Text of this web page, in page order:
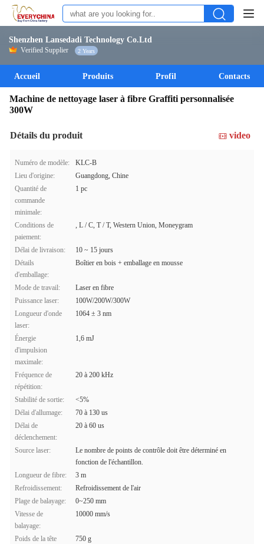
Shenzhen Lansedadi Technology Co.Ltd
Verified Supplier 2 Years
Accueil Produits Profil Contacts
Machine de nettoyage laser à fibre Graffiti personnalisée
300W
Détails du produit video
Numéro de modèle:
KLC-B
Lieu d'origine:
Guangdong, Chine
Quantité de
commande
minimale:
1 pc
Conditions de
paiement:
, L / C, T / T, Western Union, Moneygram
Délai de livraison:
10 ~ 15 jours
Détails
d'emballage:
Boîtier en bois + emballage en mousse
Mode de travail:
Laser en fibre
Puissance laser:
100W/200W/300W
Longueur d'onde
laser:
1064 ± 3 nm
Énergie
d'impulsion
maximale:
1,6 mJ
Fréquence de
répétition:
20 à 200 kHz
Stabilité de sortie:
<5%
Délai d'allumage:
70 à 130 us
Délai de
déclenchement:
20 à 60 us
Source laser:
Le nombre de points de contrôle doit être déterminé en
fonction de l'échantillon.
Longueur de fibre:
3 m
Refroidissement:
Refroidissement de l'air
Plage de balayage:
0~250 mm
Vitesse de
balayage:
10000 mm/s
Poids de la tête
750 g